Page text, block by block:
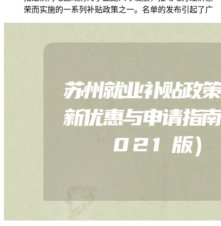
荣而实施的一系列补贴政策之一。名单的发布引起了广